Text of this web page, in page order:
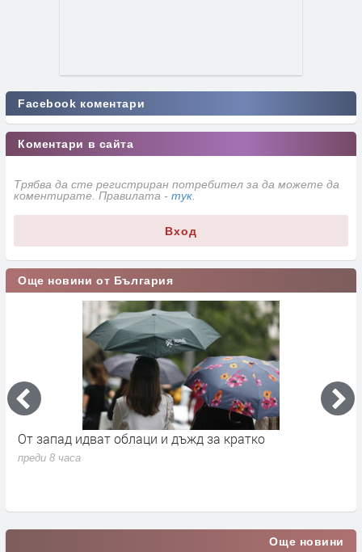
Facebook коментари
Коментари в сайта
Трябва да сте регистриран потребител за да можете да
коментирате. Правилата - тук
Вход
Още новини от България
От запад идват облаци и дъжд за кратко
преди 8 часа
Още новини